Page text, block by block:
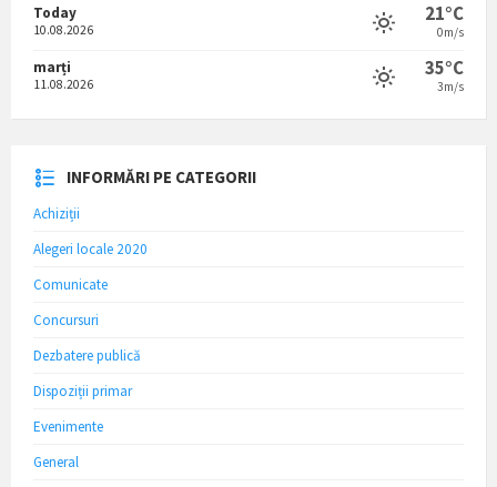
Today
10.08.2026
21°C
0m/s
marți
11.08.2026
35°C
3m/s
INFORMĂRI PE CATEGORII
Achiziții
Alegeri locale 2020
Comunicate
Concursuri
Dezbatere publică
Dispoziții primar
Evenimente
General